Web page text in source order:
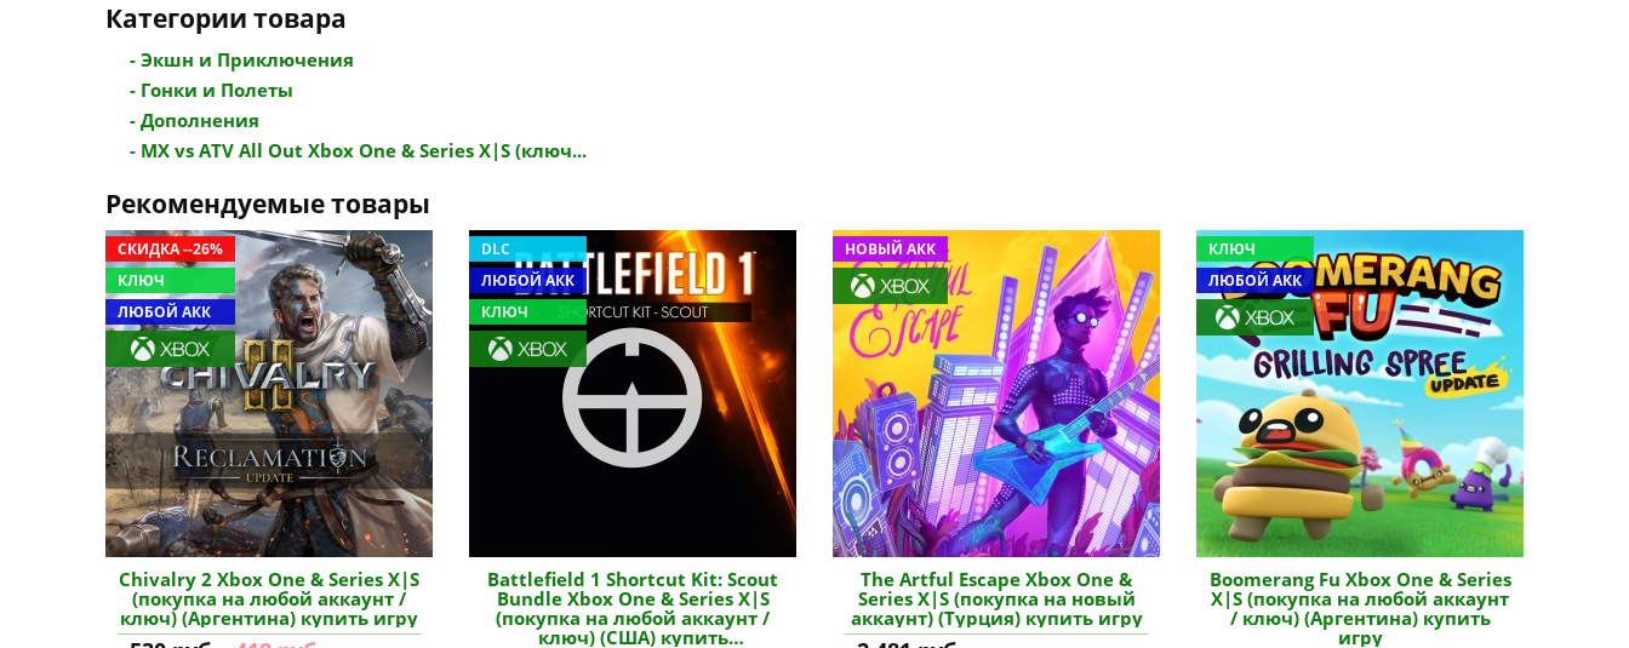
Категории товара
- Экшн и Приключения
- Гонки и Полеты
- Дополнения
- MX vs ATV All Out Xbox One & Series X|S (ключ...
Рекомендуемые товары
СКИДКА --26%
КЛЮЧ
ЛЮБОЙ АКК
Chivalry 2 Xbox One & Series X|S
(покупка на любой аккаунт /
ключ) (Аргентина) купить игру
DLC
ЛЮБОЙ АКК
КЛЮЧ
Battlefield 1 Shortcut Kit: Scout
Bundle Xbox One & Series X|S
(покупка на любой аккаунт /
ключ) (США) купить
НОВЫЙ АКК
The Artful Escape Xbox One &
Series X|S (покупка на новый
аккаунт) (Турция) купить игру
КЛЮЧ
ЛЮБОЙ АКК
Boomerang Fu Xbox One & Series
X|S (покупка на любой аккаунт
/ ключ) (Аргентина) купить
игру